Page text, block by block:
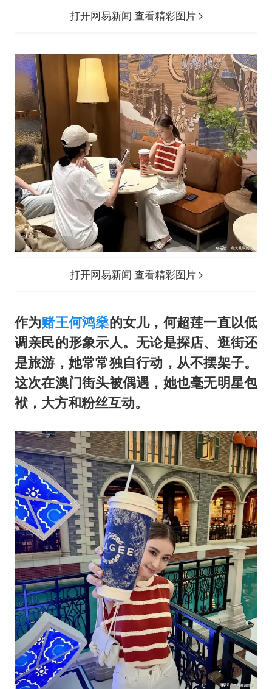
打开网易新闻 查看精彩图片
打开网易新闻 查看精彩图片
作为赌王何鸿燊的女儿，何超莲一直以低
调亲民的形象示人。无论是探店、逛街还
是旅游，她常常独自行动，从不摆架子。
这次在澳门街头被偶遇，她也毫无明星包
袱，大方和粉丝互动。